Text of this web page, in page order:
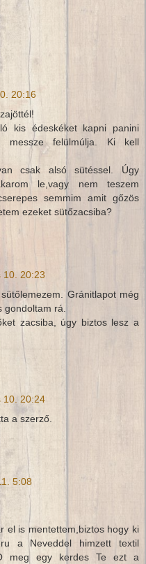
20:16
kis édeskéket kapni panini
messze felülmúlja. Ki kell
csak alsó sütéssel. Úgy
le,vagy nem teszem
semmim amit gőzös
ezeket sütőzacsiba?
10. 20:23
Gránitlapot még
rá.
zacsiba, úgy biztos lesz a
10. 20:24
a szerző.
5:08
el is mentettem,biztos hogy ki
a Neveddel himzett textil
meg egy kerdes Te ezt a